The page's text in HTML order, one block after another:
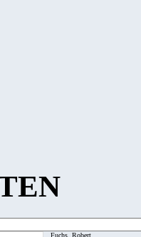
Fuchs, Robert